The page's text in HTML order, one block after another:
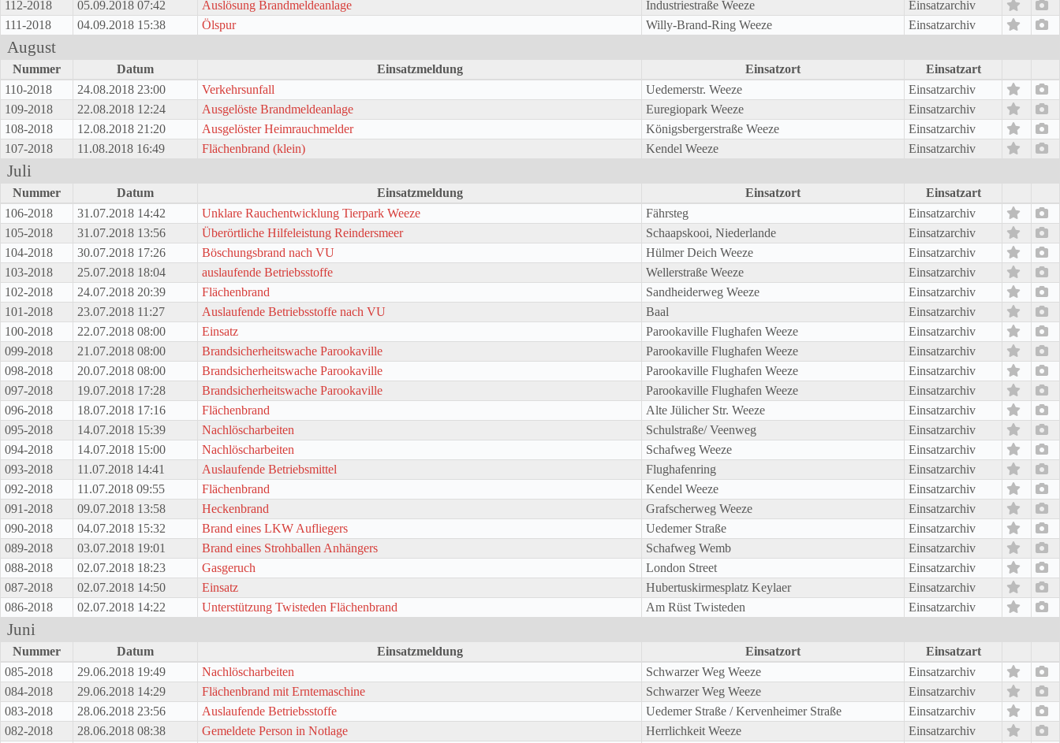
112-2018
05.09.2018 07:42 Auslösung Brandmeldeanlage Industriestraße Weeze
Einsatzarchiv
111-2018
04.09.2018 15:38 Ölspur Willy-Brand-Ring Weeze Einsatzarchiv
August
Nummer Datum Einsatzmeldung Einsatzort
Einsatzart
110-2018
24.08.2018 23:00 Verkehrsunfall Uedemerstr. Weeze
Einsatzarchiv
109-2018
22.08.2018 12:24 Ausgelöste Brandmeldeanlage Euregiopark Weeze
Einsatzarchiv
108-2018
12.08.2018 21:20 Ausgelöster Heimrauchmelder Königsbergerstraße Weeze
Einsatzarchiv
107-2018
11.08.2018 16:49 Flächenbrand (klein) Kendel Weeze Einsatzarchiv
Juli
Nummer Datum Einsatzmeldung Einsatzort
Einsatzart
106-2018
31.07.2018 14:42 Unklare Rauchentwicklung Tierpark Weeze Fährsteg
Einsatzarchiv
105-2018
31.07.2018 13:56 Überörtliche Hilfeleistung Reindersmeer Schaapskooi, Niederlande
Einsatzarchiv
104-2018
30.07.2018 17:26 Böschungsbrand nach VU Hülmer Deich Weeze
Einsatzarchiv
103-2018
25.07.2018 18:04 auslaufende Betriebsstoffe Wellerstraße Weeze
Einsatzarchiv
102-2018
24.07.2018 20:39 Flächenbrand Sandheiderweg Weeze
Einsatzarchiv
101-2018
23.07.2018 11:27 Auslaufende Betriebsstoffe nach VU Baal
Einsatzarchiv
100-2018
22.07.2018 08:00 Einsatz Parookaville Flughafen Weeze
Einsatzarchiv
099-2018
21.07.2018 08:00 Brandsicherheitswache Parookaville Parookaville Flughafen Weeze
Einsatzarchiv
098-2018
20.07.2018 08:00 Brandsicherheitswache Parookaville Parookaville Flughafen Weeze
Einsatzarchiv
097-2018
19.07.2018 17:28 Brandsicherheitswache Parookaville Parookaville Flughafen Weeze
Einsatzarchiv
096-2018
18.07.2018 17:16 Flächenbrand Alte Jülicher Str. Weeze
Einsatzarchiv
095-2018
14.07.2018 15:39 Nachlöscharbeiten Schulstraße/ Veenweg
Einsatzarchiv
094-2018
14.07.2018 15:00 Nachlöscharbeiten Schafweg Weeze
Einsatzarchiv
093-2018
11.07.2018 14:41 Auslaufende Betriebsmittel Flughafenring
Einsatzarchiv
092-2018
11.07.2018 09:55 Flächenbrand Kendel Weeze
Einsatzarchiv
091-2018
09.07.2018 13:58 Heckenbrand Grafscherweg Weeze
Einsatzarchiv
090-2018
04.07.2018 15:32 Brand eines LKW Aufliegers Uedemer Straße
Einsatzarchiv
089-2018
03.07.2018 19:01 Brand eines Strohballen Anhängers Schafweg Wemb
Einsatzarchiv
088-2018
02.07.2018 18:23 Gasgeruch London Street
Einsatzarchiv
087-2018
02.07.2018 14:50 Einsatz Hubertuskirmesplatz Keylaer
Einsatzarchiv
086-2018
02.07.2018 14:22 Unterstützung Twisteden Flächenbrand Am Rüst Twisteden Einsatzarchiv
Juni
Nummer Datum Einsatzmeldung Einsatzort
Einsatzart
085-2018
29.06.2018 19:49 Nachlöscharbeiten Schwarzer Weg Weeze
Einsatzarchiv
084-2018
29.06.2018 14:29 Flächenbrand mit Erntemaschine Schwarzer Weg Weeze
Einsatzarchiv
083-2018
28.06.2018 23:56 Auslaufende Betriebsstoffe Uedemer Straße / Kervenheimer Straße
Einsatzarchiv
082-2018
28.06.2018 08:38 Gemeldete Person in Notlage Herrlichkeit Weeze
Einsatzarchiv